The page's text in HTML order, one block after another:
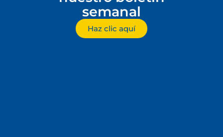
semanal
Haz clic aquí